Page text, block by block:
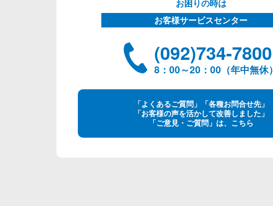
お困りの時は
お客様サービスセンター
(092)734-7800
8：00～20：00（年中無休）
「よくあるご質問」「各種お問合せ先」
「お客様の声を活かして改善しました」
「ご意見・ご質問」は、こちら